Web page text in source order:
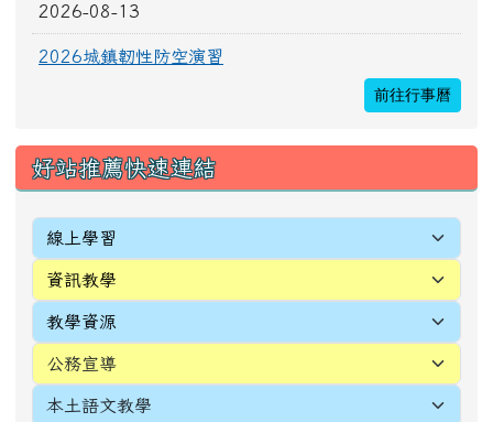
2026-08-13
2026城鎮韌性防空演習
前往行事曆
好站推薦快速連結